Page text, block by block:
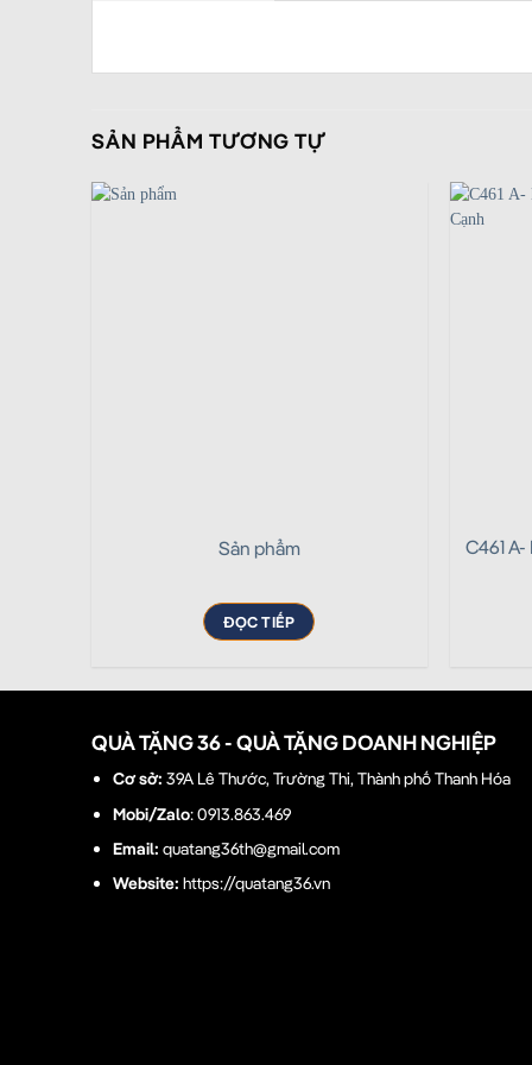
SẢN PHẨM TƯƠNG TỰ
Sản phẩm
ĐỌC TIẾP
C461
QUÀ TẶNG 36 - QUÀ TẶNG DOANH NGHIỆP
Cơ sở:39A Lê Thước, Trường Thi, Thành phố Thanh Hóa
Mobi/Zalo: 0913.863.469
Email: quatang36th@gmail.com
Website: https://quatang36.vn